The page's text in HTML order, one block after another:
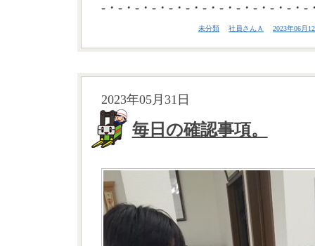
-・-・-・-・-・-・-・-・-・-・-・-・-
未分類 社員さんＡ 2023年06月
2023年05月31日
毎日の確認事項。